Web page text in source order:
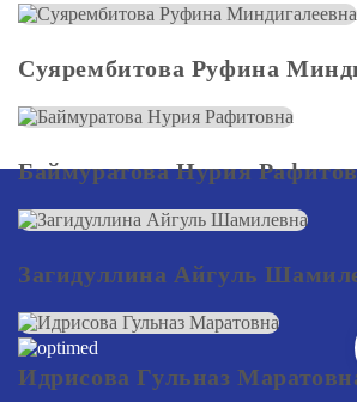
Суярембитова Руфина
Баймуратова Нурия
Загидуллина Айгуль
Идрисова Гульназ